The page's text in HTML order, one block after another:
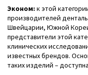
Эконом: к этой
производителей
Швейцарии, Южной
представители этой
клинических
известных брендов.
таких изделий –